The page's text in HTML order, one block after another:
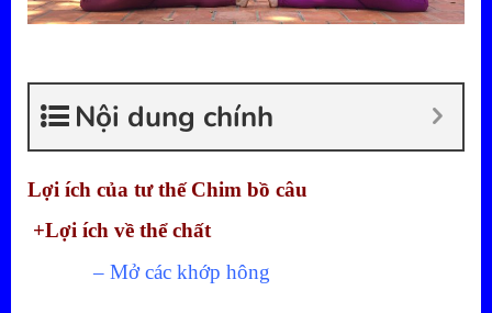
Nội dung chính
Lợi ích của tư thế Chim bồ câu
+Lợi ích về thể chất
– Mở các khớp hông